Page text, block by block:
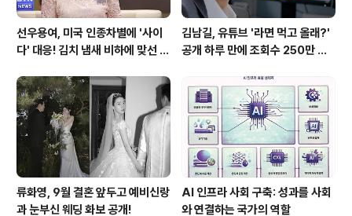
선우용여, 미국 인종차별에 '사이
다' 대응! 김치 냄새 비하에 맞선 통
김남길, 유튜브 '라면 먹고 올래?'
공개 하루 만에 조회수 250만 돌
류화영, 9월 결혼 앞두고 예비신랑
과 눈부신 웨딩 화보 공개!
AI 인프라 사회 구축: 성과를 사회
와 연결하는 국가의 역할